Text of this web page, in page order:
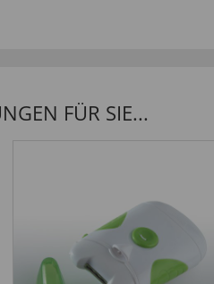
FÜR SIE...